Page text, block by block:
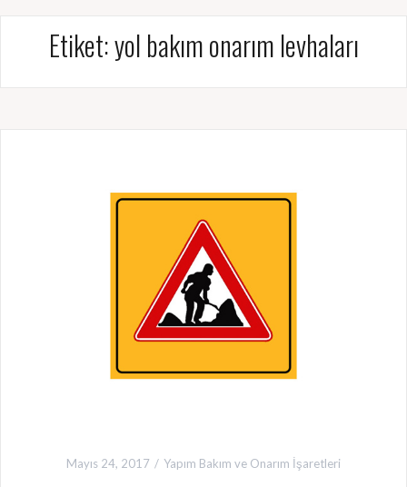
Etiket:yol bakım onarım levhaları
Mayıs 24, 2017 Yapım Bakım ve Onarım İşaretleri